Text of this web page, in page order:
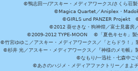
©鴨志田一/アスキー・メディアワークス/さく
©Magica Quartet／Aniplex・
©GIRLS und PANZER Projekt ©
©2012 葵せきな・狗神煌／富士見書
©2009-2012 TYPE-MOON ©「夏色キセキ」製
©竹宮ゆゆこ／アスキー・メディアワークス／「とらドラ！
©杉井 光／アスキー・メディアワークス／『神様のメモ帳
©なもり/一迅社・七森中
©あさのハジメ・メディアファクトリー／ま